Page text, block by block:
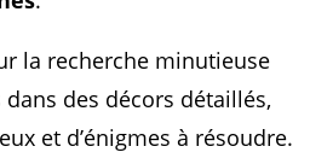
la recherche minutieuse
des décors détaillés,
et d’énigmes à résoudre.